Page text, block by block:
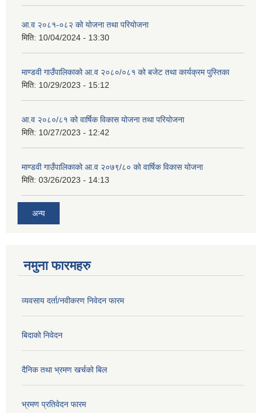
आ.व २०८१-०८२ को योजना तथा परियोजना
मिति: 10/04/2024 - 13:30
माण्डवी गाउँपालिकाको आ.व २०८०/०८१ को बजेट तथा कार्यक्रम पुस्तिका
मिति: 10/29/2023 - 15:12
आ.व २०८०/८१ को वार्षिक विकास योजना तथा परियोजना
मिति: 10/27/2023 - 12:42
माण्डवी गाउँपालिकाको आ.व २०७९/८० को वार्षिक विकास योजना
मिति: 03/26/2023 - 14:13
अन्य
नमुना फारमहरु
व्यवसाय दर्ता/नवीकरण निवेदन फारम
बिदाको निवेदन
दैनिक तथा भ्रमण खर्चको बिल
भ्रमण प्रतिवेदन फारम